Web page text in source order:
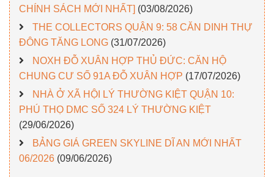
CHÍNH SÁCH MỚI NHẤT] (03/08/2026)
THE COLLECTORS QUẬN 9: 58 CĂN DINH THỰ
ĐÔNG TĂNG LONG (31/07/2026)
NOXH ĐỖ XUÂN HỢP THỦ ĐỨC: CĂN HỘ
CHUNG CƯ SỐ 91A ĐỖ XUÂN HỢP (17/07/2026)
NHÀ Ở XÃ HỘI LÝ THƯỜNG KIỆT QUẬN 10:
PHÚ THỌ DMC SỐ 324 LÝ THƯỜNG KIỆT
(29/06/2026)
BẢNG GIÁ GREEN SKYLINE DĨ AN MỚI NHẤT
06/2026 (09/06/2026)